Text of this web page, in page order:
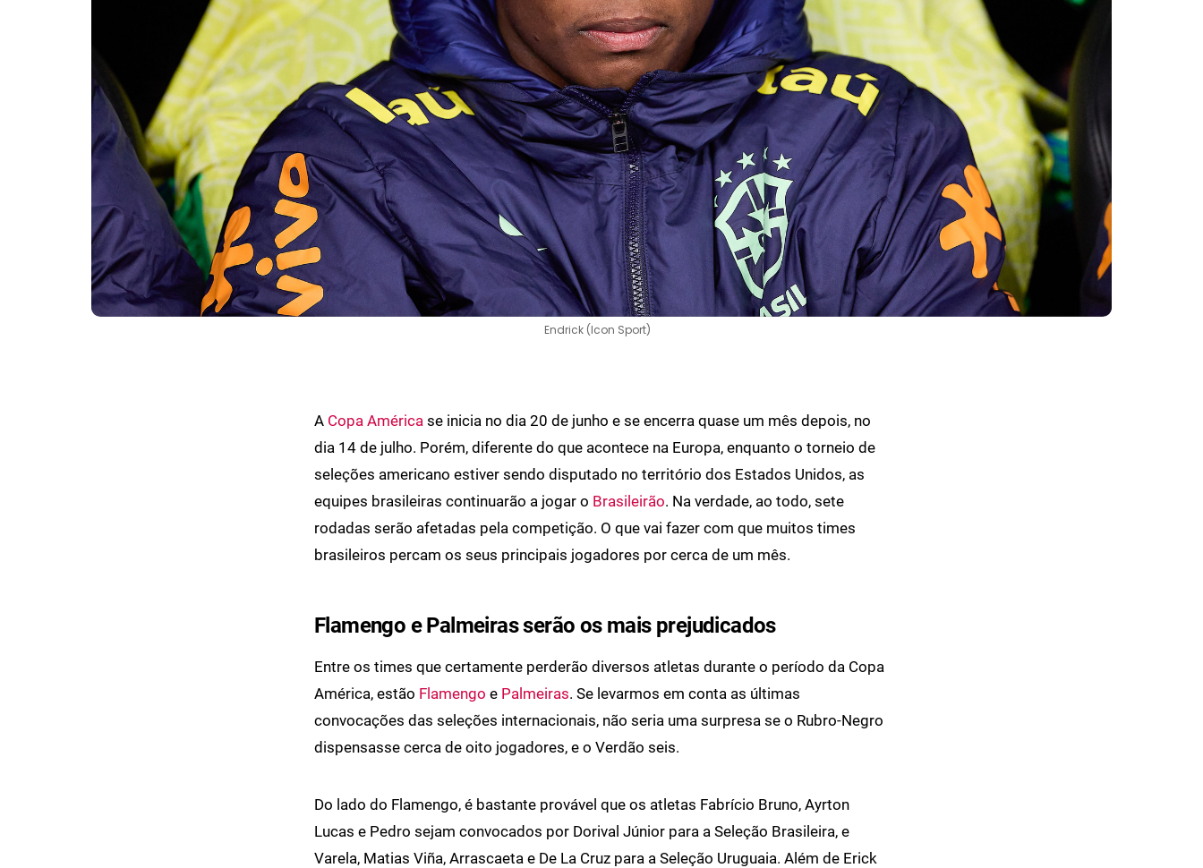
Endrick (Icon Sport)
A Copa América se inicia no dia 20 de junho e se encerra quase um mês depois, no
dia 14 de julho. Porém, diferente do que acontece na Europa, enquanto o torneio de
seleções americano estiver sendo disputado no território dos Estados Unidos, as
equipes brasileiras continuarão a jogar o Brasileirão. Na verdade, ao todo, sete
rodadas serão afetadas pela competição. O que vai fazer com que muitos times
brasileiros percam os seus principais jogadores por cerca de um mês.
Flamengo e Palmeiras serão os mais prejudicados
Entre os times que certamente perderão diversos atletas durante o período da Copa
América, estão Flamengo e Palmeiras. Se levarmos em conta as últimas
convocações das seleções internacionais, não seria uma surpresa se o Rubro-Negro
dispensasse cerca de oito jogadores, e o Verdão seis.
Do lado do Flamengo, é bastante provável que os atletas Fabrício Bruno, Ayrton
Lucas e Pedro sejam convocados por Dorival Júnior para a Seleção Brasileira, e
Varela, Matias Viña, Arrascaeta e De La Cruz para a Seleção Uruguaia. Além de Erick